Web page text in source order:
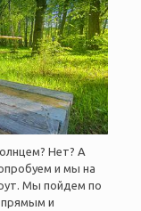
Нет? А
и мы на
Мы пойдем по
прямым и